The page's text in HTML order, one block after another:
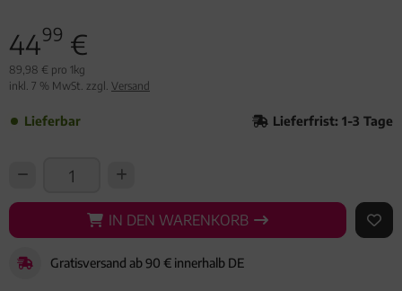
4499 €
89,98 € pro 1kg
inkl. 7 % MwSt. zzgl. Versand
Lieferbar Lieferfrist: 1-3 Tage
IN DEN WARENKORB
IN DEN WARENKORB AUF
Gratisversand ab 90 € innerhalb DE